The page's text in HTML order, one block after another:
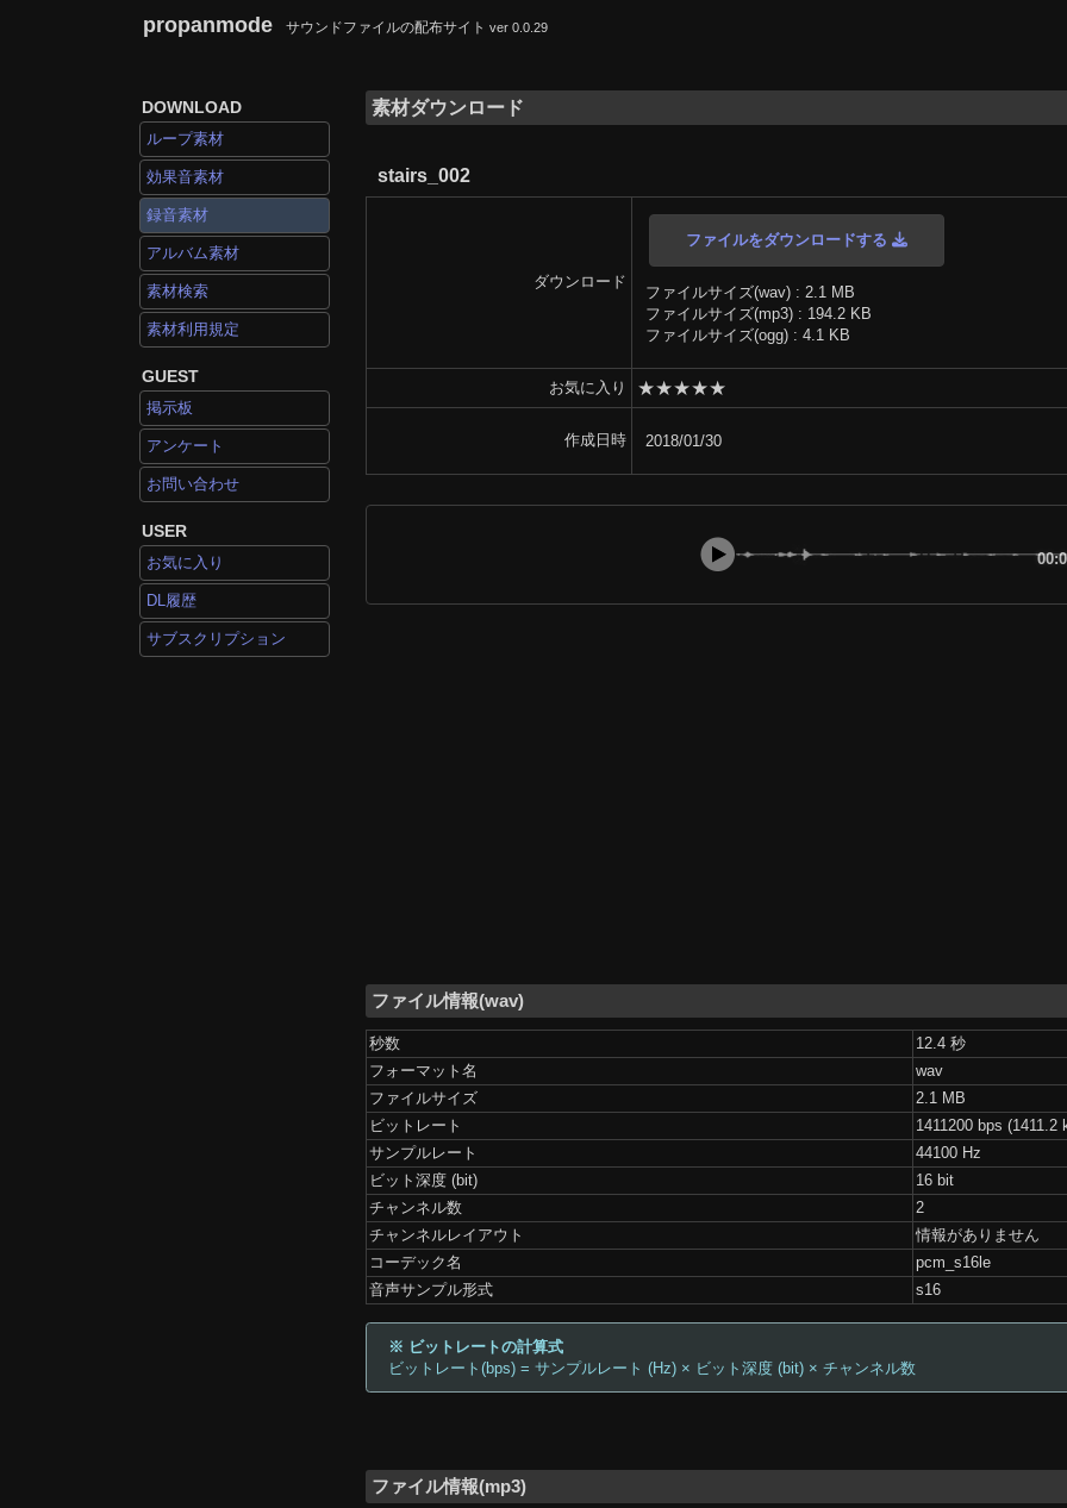
propanmode サウンドファイルの配布サイト ver 0.0.29
DOWNLOAD
ループ素材
効果音素材
録音素材
アルバム素材
素材検索
素材利用規定
GUEST
掲示板
アンケート
お問い合わせ
USER
お気に入り
DL履歴
サブスクリプション
素材ダウンロード
stairs_002
ダウンロード
ファイルをダウンロードする
ファイルサイズ(wav) : 2.1 MB
ファイルサイズ(mp3) : 194.2 KB
ファイルサイズ(ogg) : 4.1 KB
お気に入り ★★★★★
作成日時 2018/01/30
ファイル情報(wav)
秒数
12.4 秒
フォーマット名
wav
ファイルサイズ
2.1 MB
ビットレート
1411200 bps (1411.2
サンプルレート
44100 Hz
ビット深度 (bit)
16 bit
チャンネル数
2
チャンネルレイアウト
情報がありません
コーデック名
pcm_s16le
音声サンプル形式
s16
※ ビットレートの計算式
ビットレート(bps) = サンプルレート (Hz) × ビット深度 (bit) × チャンネル数
ファイル情報(mp3)